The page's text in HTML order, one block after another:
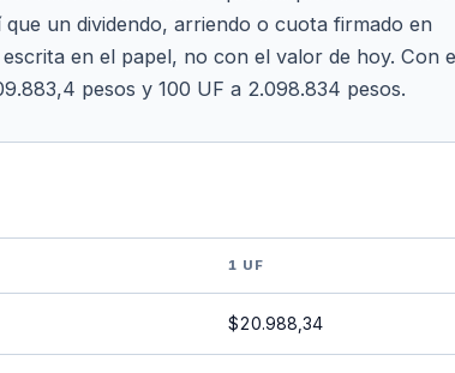
un dividendo, arriendo o cuota firmado en
en el papel, no con el valor de hoy. Con
pesos y 100 UF a 2.098.834 pesos.
1 UF
$20.988,34